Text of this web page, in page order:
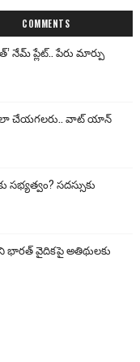
COMMENTS
నేమ్ ప్లేట్‌.. పేరు మార్పు
ఇలా చేయగలరు.. వాట్ యాన్
సభ్యత్వం? సదస్సుకు
భారత్ వైదికపై అతిథులకు